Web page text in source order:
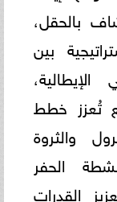
بالحقل،
بين
تُعزز خطط
والثروة
الحفر
القدرات